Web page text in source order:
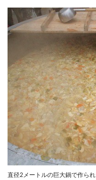
直径2メートルの巨大鍋で作ら